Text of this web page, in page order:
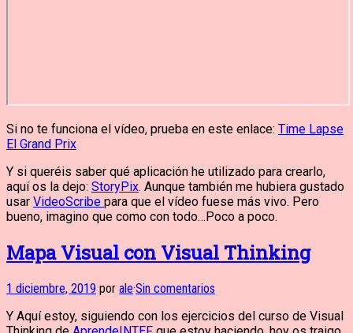
Si no te funciona el vídeo, prueba en este enlace: Time Lapse
El Grand Prix
Y si queréis saber qué aplicación he utilizado para crearlo,
aquí os la dejo: StoryPix. Aunque también me hubiera gustado
usar VideoScribe para que el vídeo fuese más vivo. Pero
bueno, imagino que como con todo…Poco a poco.
Mapa Visual con Visual Thinking
1 diciembre, 2019 por ale·Sin comentarios
Y Aquí estoy, siguiendo con los ejercicios del curso de Visual